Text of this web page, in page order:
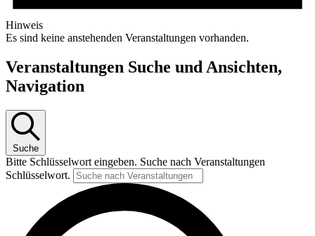
Hinweis
Es sind keine anstehenden Veranstaltungen vorhanden.
Veranstaltungen Suche und Ansichten,
Navigation
Suche
Bitte Schlüsselwort eingeben. Suche nach Veranstaltungen
Schlüsselwort.